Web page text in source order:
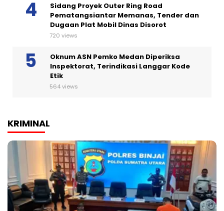
Sidang Proyek Outer Ring Road
Pematangsiantar Memanas, Tender dan
Dugaan Plat Mobil Dinas Disorot
720 views
Oknum ASN Pemko Medan Diperiksa
Inspektorat, Terindikasi Langgar Kode
Etik
564 views
KRIMINAL